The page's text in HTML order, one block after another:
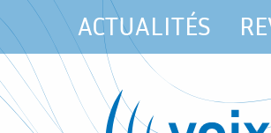
ACTUALITÉS